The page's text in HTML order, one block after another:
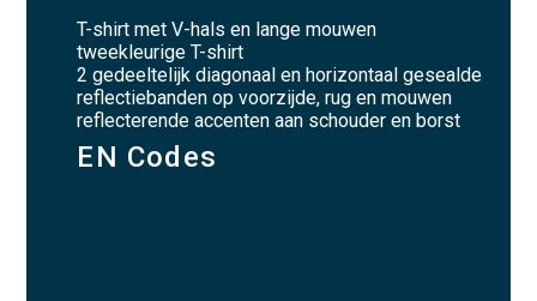
T-shirt met V-hals en lange mouwen
tweekleurige T-shirt
2 gedeeltelijk diagonaal en horizontaal gesealde
reflectiebanden op voorzijde, rug en mouwen
reflecterende accenten aan schouder en borst
EN Codes